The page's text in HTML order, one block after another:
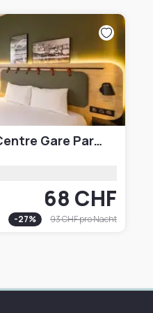
Campanile Prime Lyon Centre Gare Part-Dieu
68 CHF
-27% 93 CHFpro Nacht